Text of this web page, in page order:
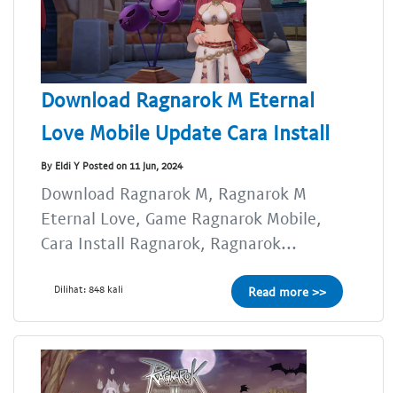
Download Ragnarok M Eternal
Love Mobile Update Cara Install
By Eldi Y Posted on 11 Jun, 2024
Download Ragnarok M, Ragnarok M
Eternal Love, Game Ragnarok Mobile,
Cara Install Ragnarok, Ragnarok...
Dilihat: 848 kali Read more >>